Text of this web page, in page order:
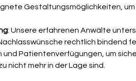
Gestaltungsmöglichkeiten, um
: Unsere erfahrenen Anwälte
rechtlich bindend
Patientenverfügungen, um
nicht mehr in der Lage sind.